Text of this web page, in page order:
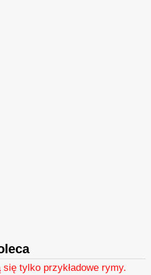
tylko przykładowe rymy.